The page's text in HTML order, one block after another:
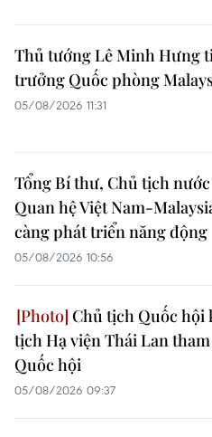
Thủ tướng Lê Minh Hưng
trưởng Quốc phòng
05/08/2026 11:31
Tổng Bí thư, Chủ tịch
Quan hệ Việt Nam-
càng phát triển năng động
05/08/2026 10:56
Chủ tịch Quốc hội
tịch Hạ viện Thái Lan
Quốc hội
05/08/2026 09:37